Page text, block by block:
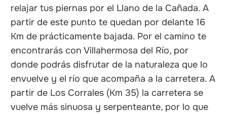
relajar tus piernas por el Llano de la Cañada. A
partir de este punto te quedan por delante 16
Km de prácticamente bajada. Por el camino te
encontrarás con Villahermosa del Río, por
donde podrás disfrutar de la naturaleza que lo
envuelve y el río que acompaña a la carretera. A
partir de Los Corrales (Km 35) la carretera se
vuelve más sinuosa y serpenteante, por lo que